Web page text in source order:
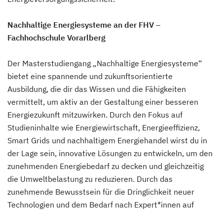
Nachhaltige Energiesysteme an der FHV –
Fachhochschule Vorarlberg
Der Masterstudiengang „Nachhaltige Energiesysteme“
bietet eine spannende und zukunftsorientierte
Ausbildung, die dir das Wissen und die Fähigkeiten
vermittelt, um aktiv an der Gestaltung einer besseren
Energiezukunft mitzuwirken. Durch den Fokus auf
Studieninhalte wie Energiewirtschaft, Energieeffizienz,
Smart Grids und nachhaltigem Energiehandel wirst du in
der Lage sein, innovative Lösungen zu entwickeln, um den
zunehmenden Energiebedarf zu decken und gleichzeitig
die Umweltbelastung zu reduzieren. Durch das
zunehmende Bewusstsein für die Dringlichkeit neuer
Technologien und dem Bedarf nach Expert*innen auf